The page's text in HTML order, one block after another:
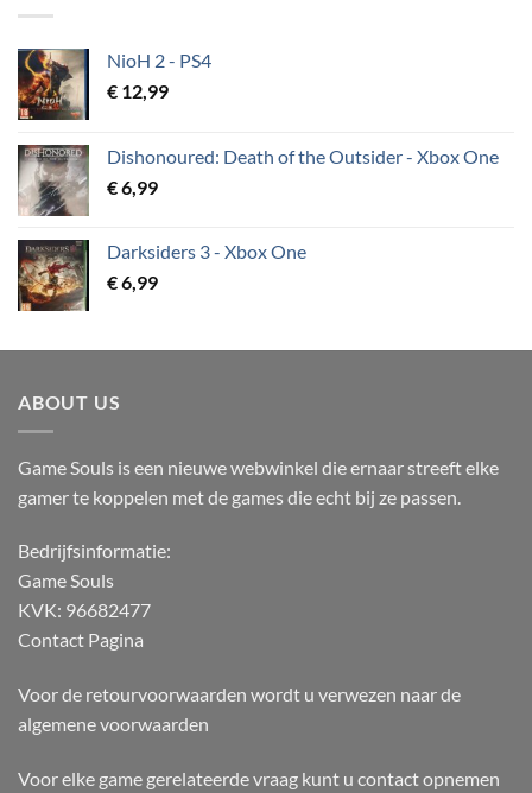
NioH 2 - PS4
€ 12,99
Dishonoured: Death of the Outsider - Xbox One
€6,99
Darksiders 3 - Xbox One
€6,99
ABOUT US
Game Souls is een nieuwe webwinkel die ernaar streeft elke
gamer te koppelen met de games die echt bij ze passen.
Bedrijfsinformatie:
Game Souls
KVK: 96682477
Contact Pagina
Voor de retourvoorwaarden wordt u verwezen naar de
algemene voorwaarden
Voor elke game gerelateerde vraag kunt u contact opnemen